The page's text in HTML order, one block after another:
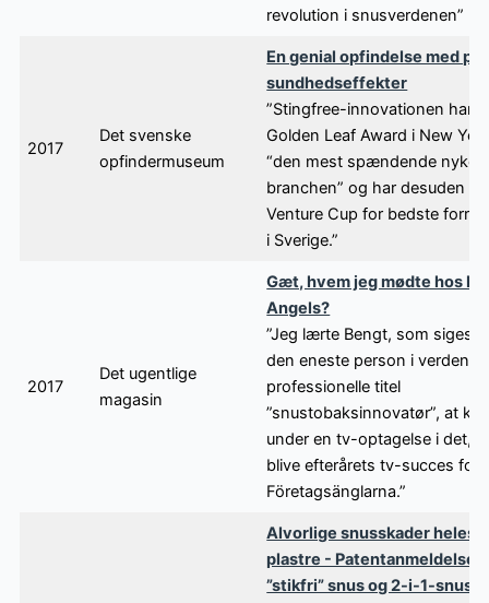
revolution i snusverdenen”
2017
Det svenske
opfindermuseum
En genial opfindelse med
sundhedseffekter
”Stingfree-innovationen har
Golden Leaf Award i New
“den mest spændende
branchen” og har desuden
Venture Cup for bedste
i Sverige.”
2017
Det ugentlige
magasin
Gæt, hvem jeg mødte hos
Angels?
”Jeg lærte Bengt, som siges
den eneste person i verden
professionelle titel
”snustobaksinnovatør”, at
under en tv-optagelse i det,
blive efterårets tv-succes for
Företagsänglarna.”
Alvorlige snusskader heles
plastre - Patentanmeldelse
”stikfri” snus og 2-i-1-snus